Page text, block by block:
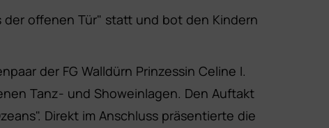
der offenen Tür" statt und bot den Kindern
der FG Walldürn Prinzessin Celine I.
Tanz- und Showeinlagen. Den Auftakt
Direkt im Anschluss präsentierte die